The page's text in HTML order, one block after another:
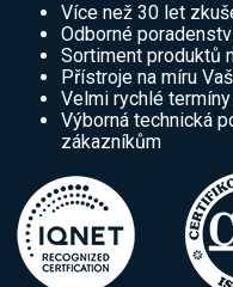
Více než 30 let
Odborné
Sortiment produktů
Přístroje na míru
Velmi rychlé
Výborná technická
zákazníkům